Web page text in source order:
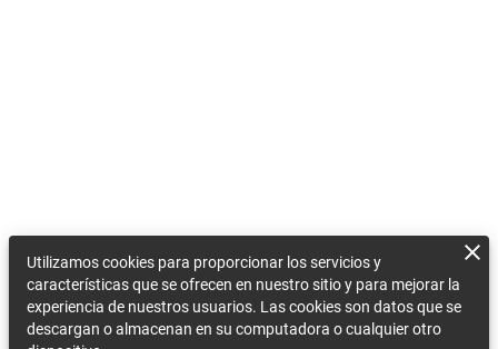
Utilizamos cookies para proporcionar los servicios y
características que se ofrecen en nuestro sitio y para mejorar la
experiencia de nuestros usuarios. Las cookies son datos que se
descargan o almacenan en su computadora o cualquier otro